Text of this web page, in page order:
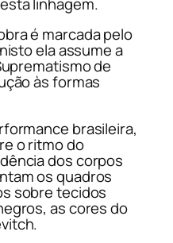
é marcada pelo
ela assume a
de
às formas
brasileira,
o ritmo do
dos corpos
os quadros
sobre tecidos
as cores do